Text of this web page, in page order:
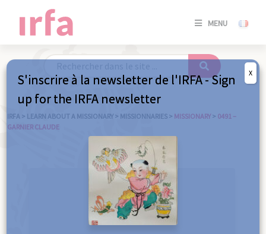
MENU
SE
IRFA > LEARN ABOUT A MISSIONARY > MISSIONNARIES > MISSIONARY > 0491 –
GARNIER CLAUDE
S'inscrire à la newsletter de l'IRFA - Sign
up for the IRFA newsletter
X